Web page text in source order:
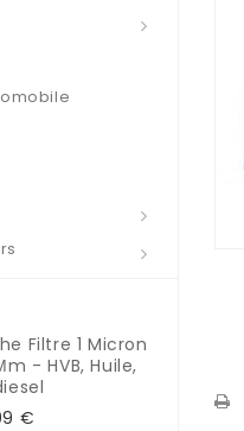
Filtre 1 Micron
- HVB, Huile,
€